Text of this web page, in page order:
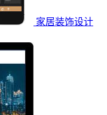
家居装饰设计